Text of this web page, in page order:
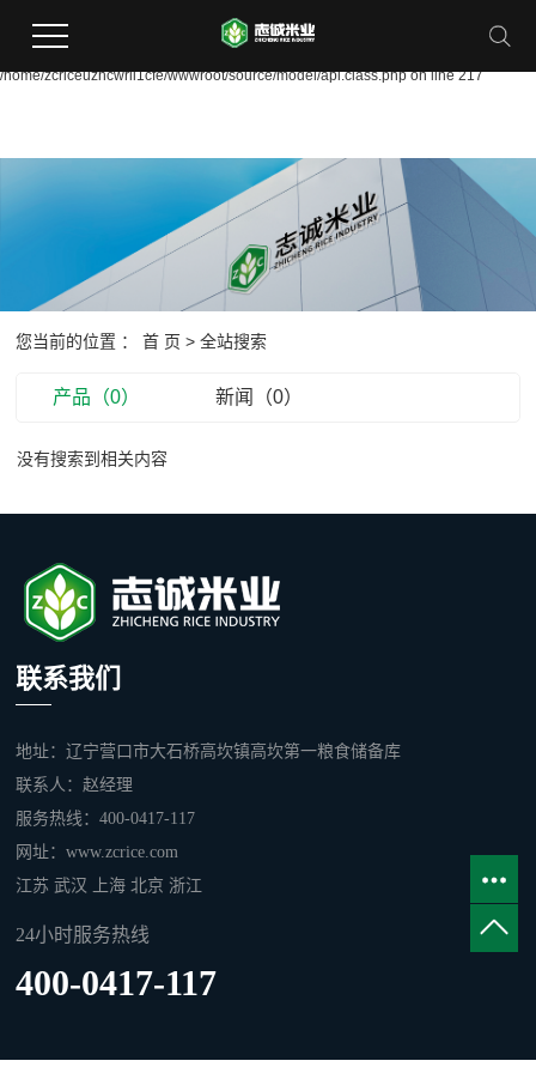
file_put_contents(/home/zcriceuzhcwrii1cfe/wwwroot/source/cache/
/home/zcriceuzhcwrii1cfe/wwwroot/source/model/api.class.php on line 217
您当前的位置 ：首 页 > 全站搜索
产品（0） 新闻（0）
没有搜索到相关内容
联系我们
地址：辽宁营口市大石桥高坎镇高坎第一粮食储备库
联系人：赵经理
服务热线：400-0417-117
网址：www.zcrice.com
江苏武汉 上海北京 浙江
24小时服务热线
400-0417-117